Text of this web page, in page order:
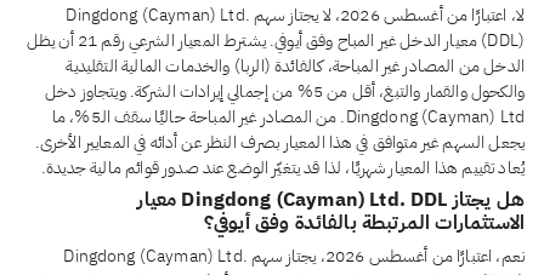
لا، اعتبارًا من أغسطس 2026، لا يجتاز سهم Dingdong (Cayman) Ltd.
(DDL) معيار الدخل غير المباح وفق أيوفي. يشترط المعيار الشرعي رقم 21 أن يظل
الدخل من المصادر غير المباحة، كالفائدة (الربا) والخدمات المالية التقليدية
والكحول والقمار والتبغ، أقل من 5% من إجمالي إيرادات الشركة. ويتجاوز دخل
Dingdong (Cayman) Ltd. من المصادر غير المباحة حاليًا سقف الـ5%، ما
يجعل السهم غير متوافق في هذا المعيار بصرف النظر عن أدائه في المعايير الأخرى.
يُعاد تقييم هذا المعيار شهريًا، لذا قد يتغيّر الوضع عند صدور قوائم مالية جديدة.
هل يجتاز Dingdong (Cayman) Ltd. DDL معيار
الاستثمارات المرتبطة بالفائدة وفق أيوفي؟
نعم، اعتبارًا من أغسطس 2026، يجتاز سهم Dingdong (Cayman) Ltd.